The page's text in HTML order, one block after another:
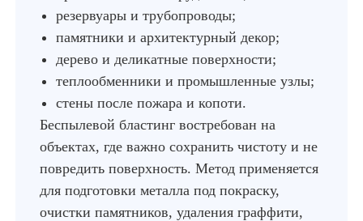
резервуары и трубопроводы;
памятники и архитектурный декор;
дерево и деликатные поверхности;
теплообменники и промышленные узлы;
стены после пожара и копоти.
Беспылевой бластинг востребован на
объектах, где важно сохранить чистоту и не
повредить поверхность. Метод применяется
для подготовки металла под покраску,
очистки памятников, удаления граффити,